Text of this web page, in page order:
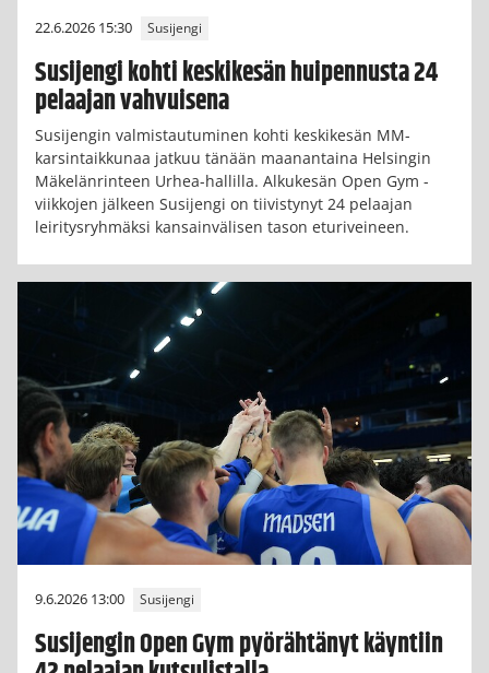
22.6.2026 15:30 Susijengi
Susijengi kohti keskikesän huipennusta 24
pelaajan vahvuisena
Susijengin valmistautuminen kohti keskikesän MM-
karsintaikkunaa jatkuu tänään maanantaina Helsingin
Mäkelänrinteen Urhea-hallilla. Alkukesän Open Gym -
viikkojen jälkeen Susijengi on tiivistynyt 24 pelaajan
leiritysryhmäksi kansainvälisen tason eturiveineen.
9.6.2026 13:00 Susijengi
Susijengin Open Gym pyörähtänyt käyntiin